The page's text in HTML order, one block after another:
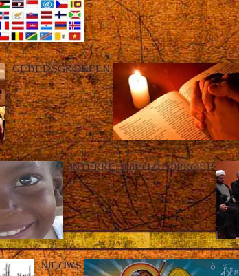
GEBEDSGROEPEN
INTERRELIGIEUZE OPROEP
NIEUWS